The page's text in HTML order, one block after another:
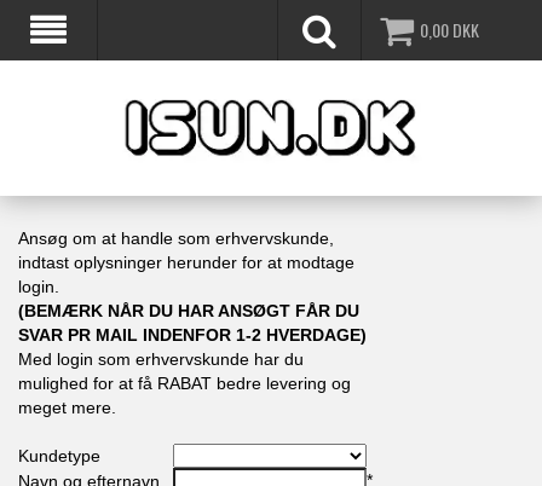
0,00DKK
Ansøg om at handle som erhvervskunde,
indtast oplysninger herunder for at modtage
login.
(BEMÆRK NÅR DU HAR ANSØGT FÅR DU
SVAR PR MAIL INDENFOR 1-2 HVERDAGE)
Med login som erhvervskunde har du
mulighed for at få RABAT bedre levering og
meget mere.
Kundetype
Navn og efternavn
*